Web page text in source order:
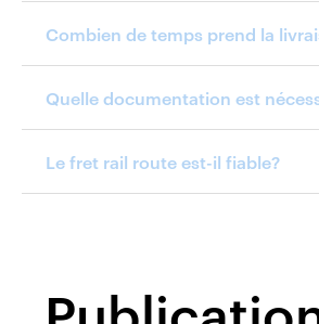
Combien de temps prend la
Quelle documentation est
Le fret rail route est-il fiable?